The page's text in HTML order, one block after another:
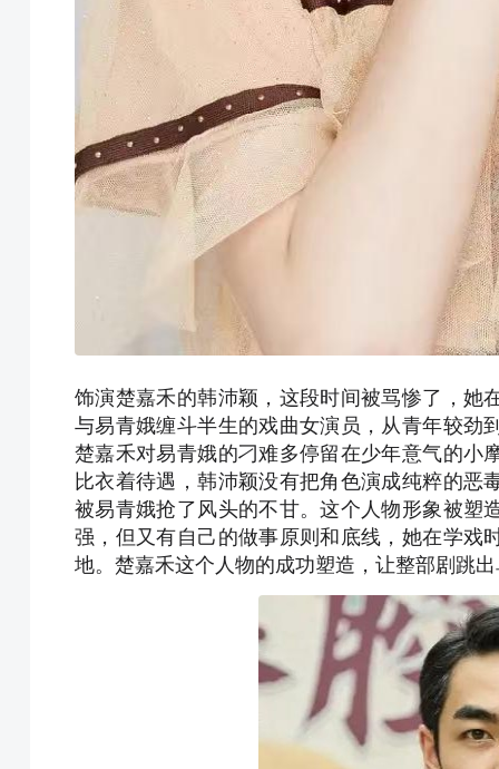
饰演楚嘉禾的韩沛颖，这段时间被骂惨了，她
与易青娥缠斗半生的戏曲女演员，从青年较劲
楚嘉禾对易青娥的刁难多停留在少年意气的小
比衣着待遇，韩沛颖没有把角色演成纯粹的
被易青娥抢了风头的不甘。这个人物形象被塑
强，但又有自己的做事原则和底线，她在学戏
地。楚嘉禾这个人物的成功塑造，让整部剧跳